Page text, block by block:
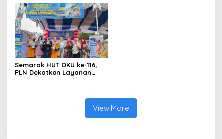
Semarak HUT OKU ke-116,
PLN Dekatkan Layanan
View More